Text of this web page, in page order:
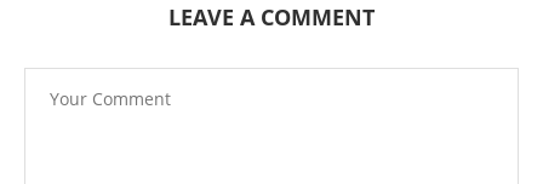
LEAVE A COMMENT